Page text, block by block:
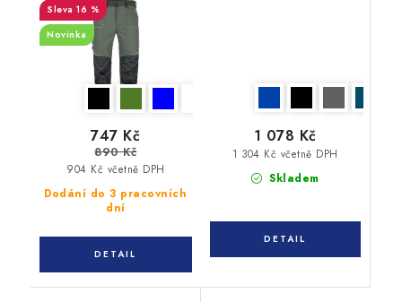
16 %
Novinka
Dodání do 3 pracovních
dní
904 Kč včetně DPH
747 Kč
890 Kč
Skladem
1 304 Kč včetně DPH
1 078 Kč